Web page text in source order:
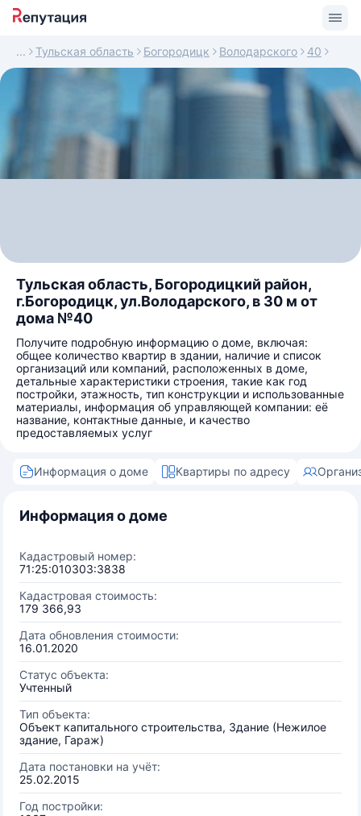
Тульская область Богородицк Володарского 40
Тульская область, Богородицкий район,
г.Богородицк, ул.Володарского, в 30 м от
дома №40
Получите подробную информацию о доме, включая:
общее количество квартир в здании, наличие и список
организаций или компаний, расположенных в доме,
детальные характеристики строения, такие как год
постройки, этажность, тип конструкции и использованные
материалы, информация об управляющей компании: её
название, контактные данные, и качество
предоставляемых услуг
Информация о доме Квартиры по адресу
Информация о доме
Кадастровый номер:
71:25:010303:3838
Кадастровая стоимость:
179 366,93
Дата обновления стоимости:
16.01.2020
Статус объекта:
Учтенный
Тип объекта:
Объект капитального строительства, Здание (Нежилое
здание, Гараж)
Дата постановки на учёт:
25.02.2015
Год постройки: